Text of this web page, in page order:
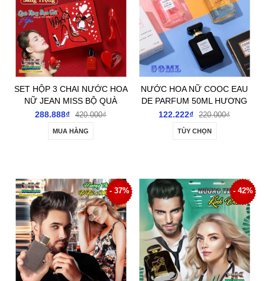
SET HỘP 3 CHAI NƯỚC HOA
NỮ JEAN MISS BỘ QUÀ
TẶNG CAO CẤP QUYẾN RŨ
288.888₫ 420.000₫
MUA HÀNG
NƯỚC HOA NỮ COOC EAU
DE PARFUM 50ML HƯƠNG
CHUẨN XỊN CUỐN HÚT ĐẮM
122.222₫ 220.000₫
TÙY CHỌN
- 37% - 42%